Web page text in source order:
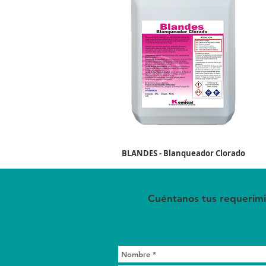
BLANDES - Blanqueador Clorado
Cuéntanos tus